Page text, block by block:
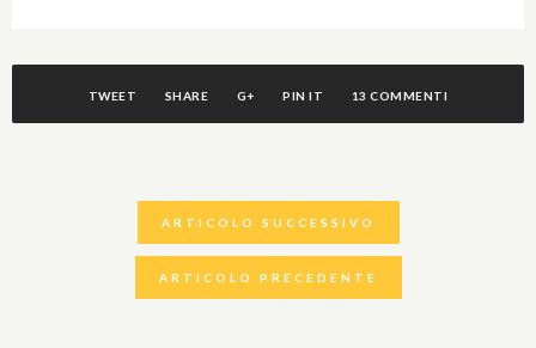
TWEET SHARE G+ PIN IT 13 COMMENTI
ARTICOLO SUCCESSIVO
ARTICOLO PRECEDENTE